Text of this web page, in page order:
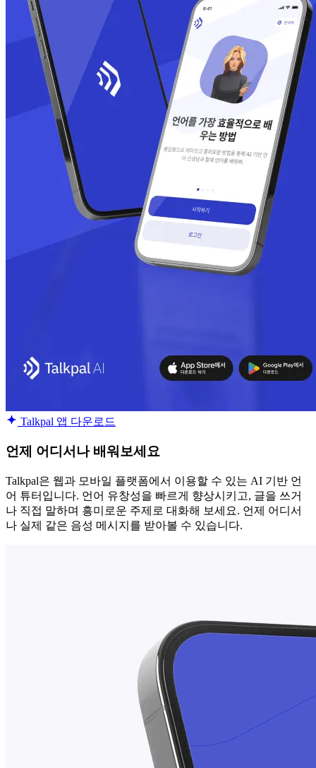
Talkpal 앱 다운로드
언제 어디서나 배워보세요
Talkpal은 웹과 모바일 플랫폼에서 이용할 수 있는 AI 기반 언
어 튜터입니다. 언어 유창성을 빠르게 향상시키고, 글을 쓰거
나 직접 말하며 흥미로운 주제로 대화해 보세요. 언제 어디서
나 실제 같은 음성 메시지를 받아볼 수 있습니다.